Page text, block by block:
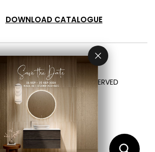
DOWNLOAD CATALOGUE
2026- ALL RIGHTS RESERVED
PRIVACY
CONTÁCTENOS
SELECCIONA TU PAÍS